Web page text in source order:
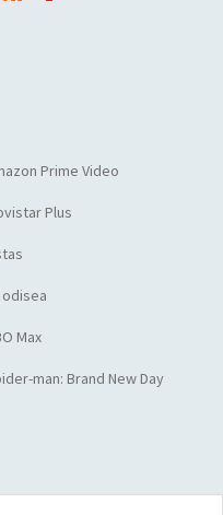
Prime Video
Plus
odisea
Max
man: Brand New Day